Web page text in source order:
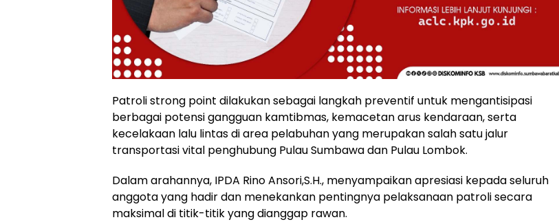
Patroli strong point dilakukan sebagai langkah preventif untuk mengantisipasi
berbagai potensi gangguan kamtibmas, kemacetan arus kendaraan, serta
kecelakaan lalu lintas di area pelabuhan yang merupakan salah satu jalur
transportasi vital penghubung Pulau Sumbawa dan Pulau Lombok.
Dalam arahannya, IPDA Rino Ansori,S.H., menyampaikan apresiasi kepada seluruh
anggota yang hadir dan menekankan pentingnya pelaksanaan patroli secara
maksimal di titik-titik yang dianggap rawan.